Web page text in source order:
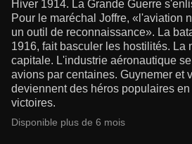
Hiver 1914. La Grande Guerre
Pour le maréchal Joffre, «l'aviation
un outil de reconnaissance». La
1916, fait basculer les hostilités. La
capitale. L'industrie aéronautique
avions par centaines. Guynemer et
deviennent des héros populaires
victoires.
Disponible plus de 6 mois